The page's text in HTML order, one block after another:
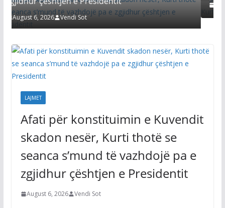
August 6, 2026 Vendi Sot
Afati për konstituimin e Kuvendit
skadon nesër, Kurti thotë se
seanca s’mund të vazhdojë pa e
zgjidhur çështjen e Presidentit
August 6, 2026 Vendi Sot
Kryeministri në detyrë, kryetari i Lëvizjes Vetëvendosje,